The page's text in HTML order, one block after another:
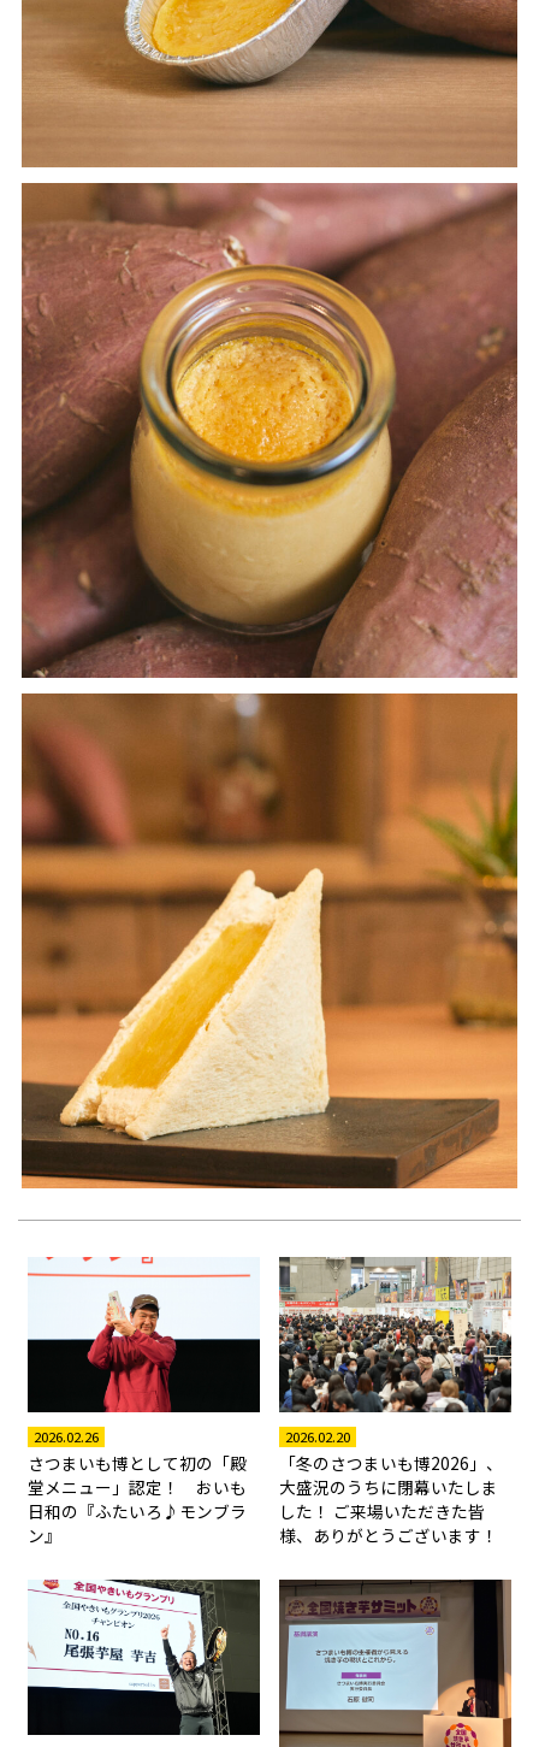
2026.02.26
さつまいも博として初の「殿
堂メニュー」認定！ おいも
日和の『ふたいろ♪モンブラ
ン』
2026.02.20
「冬のさつまいも博2026」、
大盛況のうちに閉幕いたしま
した！ ご来場いただきた皆
様、ありがとうございます！